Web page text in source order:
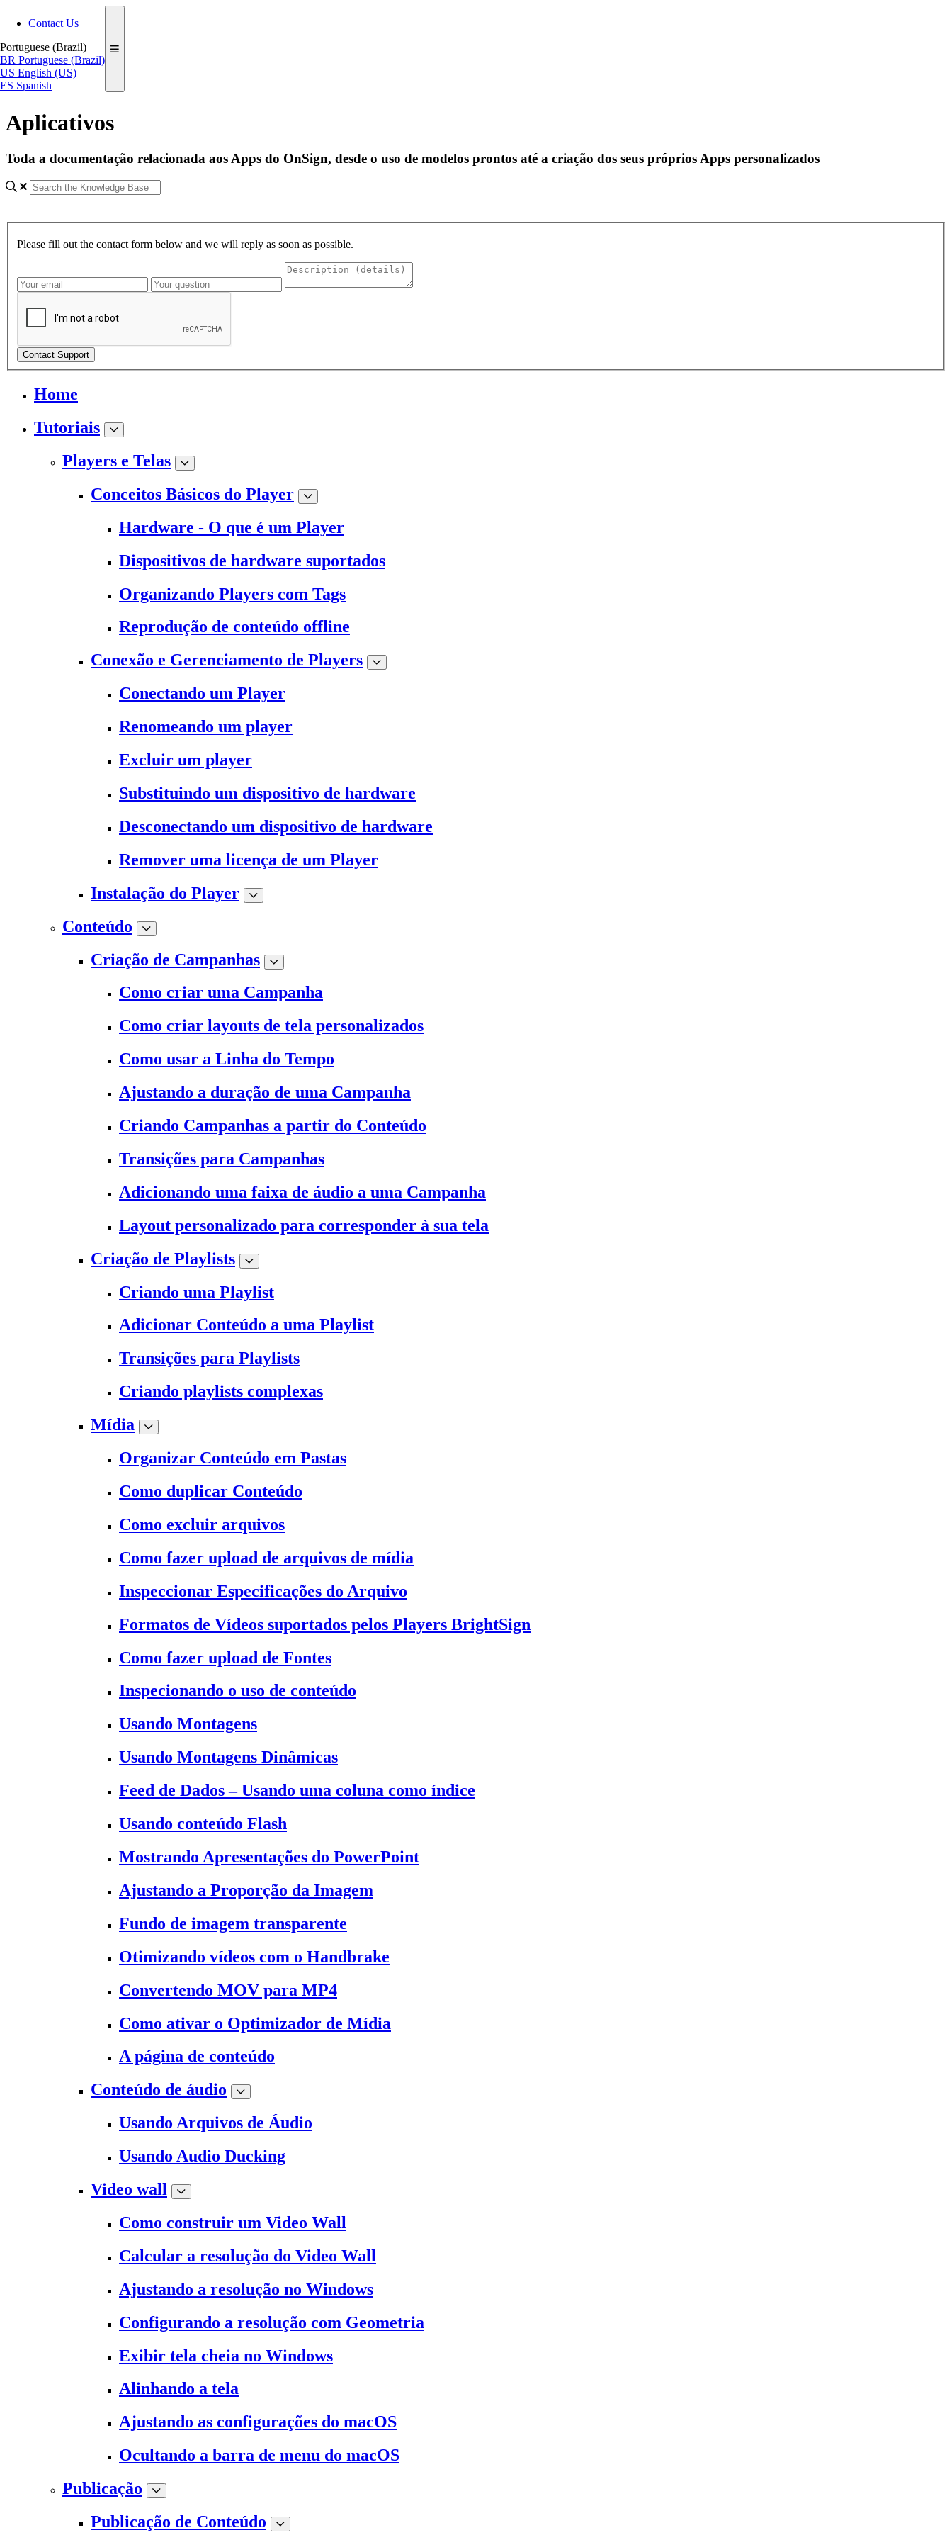
Contact Us
Portuguese (Brazil)
BR Portuguese (Brazil)
US English (US)
ES Spanish
Aplicativos
Toda a documentação relacionada aos Apps do OnSign, desde o uso de modelos prontos até a criação dos seus próprios Apps personalizados
Please fill out the contact form below and we will reply as soon as possible.
Contact Support
Home
Tutoriais
Players e Telas
Conceitos Básicos do Player
Hardware - O que é um Player
Dispositivos de hardware suportados
Organizando Players com Tags
Reprodução de conteúdo offline
Conexão e Gerenciamento de Players
Conectando um Player
Renomeando um player
Excluir um player
Substituindo um dispositivo de hardware
Desconectando um dispositivo de hardware
Remover uma licença de um Player
Instalação do Player
Conteúdo
Criação de Campanhas
Como criar uma Campanha
Como criar layouts de tela personalizados
Como usar a Linha do Tempo
Ajustando a duração de uma Campanha
Criando Campanhas a partir do Conteúdo
Transições para Campanhas
Adicionando uma faixa de áudio a uma Campanha
Layout personalizado para corresponder à sua tela
Criação de Playlists
Criando uma Playlist
Adicionar Conteúdo a uma Playlist
Transições para Playlists
Criando playlists complexas
Mídia
Organizar Conteúdo em Pastas
Como duplicar Conteúdo
Como excluir arquivos
Como fazer upload de arquivos de mídia
Inspeccionar Especificações do Arquivo
Formatos de Vídeos suportados pelos Players BrightSign
Como fazer upload de Fontes
Inspecionando o uso de conteúdo
Usando Montagens
Usando Montagens Dinâmicas
Feed de Dados – Usando uma coluna como índice
Usando conteúdo Flash
Mostrando Apresentações do PowerPoint
Ajustando a Proporção da Imagem
Fundo de imagem transparente
Otimizando vídeos com o Handbrake
Convertendo MOV para MP4
Como ativar o Optimizador de Mídia
A página de conteúdo
Conteúdo de áudio
Usando Arquivos de Áudio
Usando Audio Ducking
Video wall
Como construir um Video Wall
Calcular a resolução do Video Wall
Ajustando a resolução no Windows
Configurando a resolução com Geometria
Exibir tela cheia no Windows
Alinhando a tela
Ajustando as configurações do macOS
Ocultando a barra de menu do macOS
Publicação
Publicação de Conteúdo